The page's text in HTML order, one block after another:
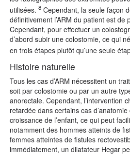
utilisées. 8 Cependant, la seule façon
définitivement l’ARM du patient est de
Cependant, pour effectuer un
d’abord subir une colostomie, ce qui
en trois étapes plutôt qu’une seule
Histoire naturelle
Tous les cas d’ARM nécessitent un
soit par colostomie ou par un autre
anorectale. Cependant, l’intervention
retardée dans certains cas
croissance de l’enfant, ce qui peut
notamment des hommes atteints de
femmes atteintes de fistules
immédiatement, un dilatateur Hegar